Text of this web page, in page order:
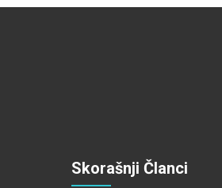
Skorašnji Članci